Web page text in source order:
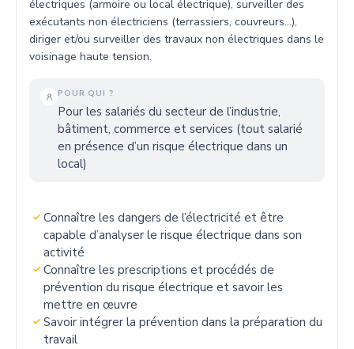
électriques (armoire ou local électrique), surveiller des
exécutants non électriciens (terrassiers, couvreurs…),
diriger et/ou surveiller des travaux non électriques dans le
voisinage haute tension.
POUR QUI ?
Pour les salariés du secteur de l’industrie,
bâtiment, commerce et services (tout salarié
en présence d’un risque électrique dans un
local)
Connaître les dangers de l’électricité et être
capable d’analyser le risque électrique dans son
activité
Connaître les prescriptions et procédés de
prévention du risque électrique et savoir les
mettre en œuvre
Savoir intégrer la prévention dans la préparation du
travail